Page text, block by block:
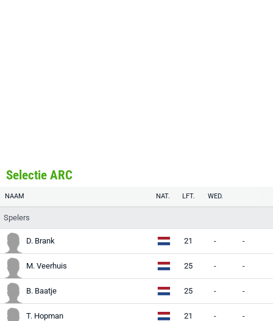
Selectie ARC
NAAM NAT. LFT. WED.
Spelers
D. Brank 21 - -
M. Veerhuis 25 - -
B. Baatje 25 - -
T. Hopman 21 - -